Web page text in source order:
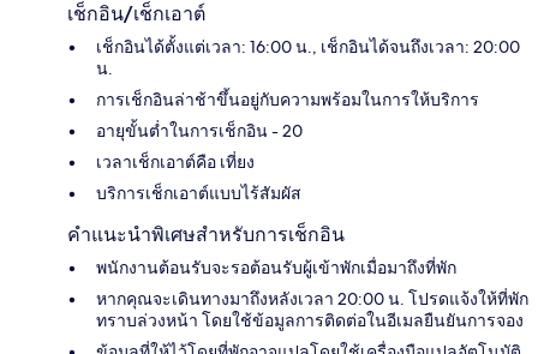
เช็กอิน/เช็กเอาต์
เช็กอินได้ตั้งแต่เวลา: 16:00 น., เช็กอินได้จนถึงเวลา: 20:00
น.
การเช็กอินล่าช้าขึ้นอยู่กับความพร้อมในการให้บริการ
อายุขั้นต่ำในการเช็กอิน - 20
เวลาเช็กเอาต์คือ เที่ยง
บริการเช็กเอาต์แบบไร้สัมผัส
คำแนะนำพิเศษสำหรับการเช็กอิน
พนักงานต้อนรับจะรอต้อนรับผู้เข้าพักเมื่อมาถึงที่พัก
หากคุณจะเดินทางมาถึงหลังเวลา 20:00 น. โปรดแจ้งให้ที่พัก
ทราบล่วงหน้า โดยใช้ข้อมูลการติดต่อในอีเมลยืนยันการจอง